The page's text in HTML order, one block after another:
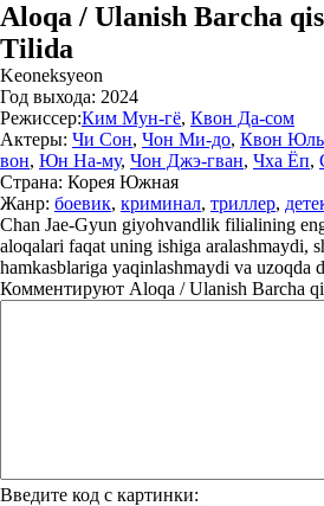
Aloqa / Ulanish Barcha
Tilida
Keoneksyeon
Год выхода: 2024
Режиссер:Ким Мун-гё, Квон Да-сом
Актеры: Чи Сон, Чон Ми-до, Квон Юль
вон, Юн На-му, Чон Джэ-гван, Чха Ёп,
Страна: Корея Южная
Жанр: боевик, криминал, триллер,
Chan Jae-Gyun giyohvandlik filialining
aloqalari faqat uning ishiga aralashmaydi,
hamkasblariga yaqinlashmaydi va uzoqda
Комментируют Aloqa / Ulanish Barcha
Введите код с картинки: